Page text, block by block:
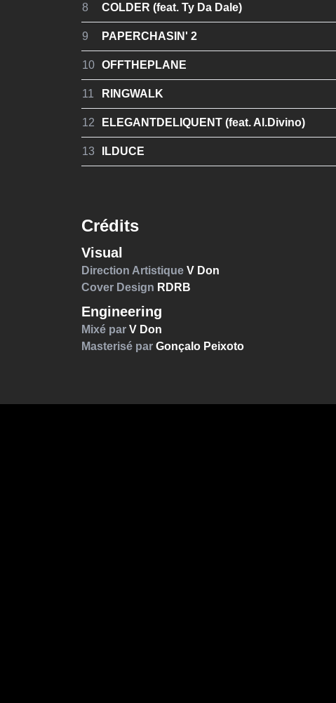
8 COLDER (feat. Ty Da Dale)
9 PAPERCHASIN' 2
10 OFFTHEPLANE
11 RINGWALK
12 ELEGANTDELIQUENT (feat. Al.Divino)
13 ILDUCE
Crédits
Visual
Direction Artistique V Don
Cover Design RDRB
Engineering
Mixé par V Don
Masterisé par Gonçalo Peixoto